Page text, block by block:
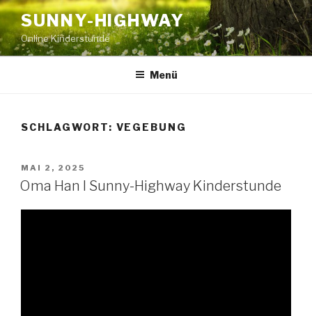
Zum
Inhalt
springen
SUNNY-HIGHWAY
Online Kinderstunde
Menü
SCHLAGWORT: VEGEBUNG
VERÖFFENTLICHT
AM
MAI 2, 2025
Oma Han I Sunny-Highway Kinderstunde